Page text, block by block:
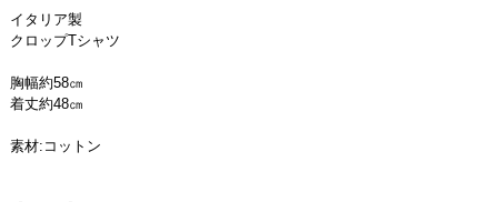
イタリア製
クロップTシャツ
胸幅約58㎝
着丈約48㎝
素材:コットン